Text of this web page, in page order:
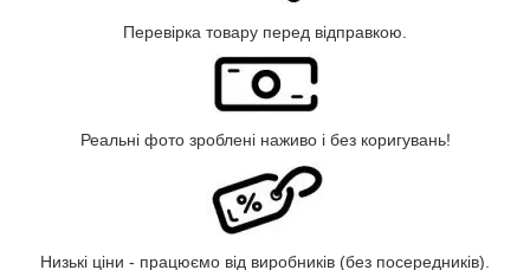
Перевірка товару перед відправкою.
Реальні фото зроблені наживо і без коригувань!
Низькі ціни - працюємо від виробників (без посередників).